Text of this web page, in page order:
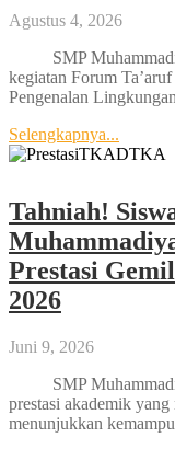
Agustus 4, 2026
SMP
kegiatan Forum
Pengenalan
Selengkapnya...
Tahniah!
Prestasi
2026
Juni 9, 2026
SMP
prestasi akademik
menunjukkan